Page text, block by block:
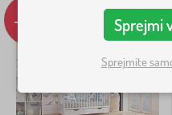
Velikost posteljice
Izdelava posteljice
-9% Sprejmi
Sprejmite